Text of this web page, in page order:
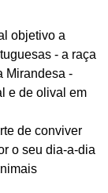
objetivo a
- a raça
Mirandesa -
e de olival em
de conviver
o seu dia-a-dia